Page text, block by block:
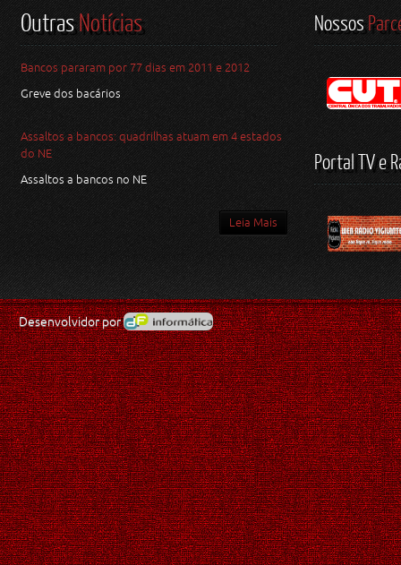
OutrasNotícias
Bancos pararam por 77 dias em 2011 e 2012
Greve dos bacários
Assaltos a bancos: quadrilhas atuam em 4 estados
do NE
Assaltos a bancos no NE
Leia Mais
Nossos
Portal TV e
Desenvolvidor por